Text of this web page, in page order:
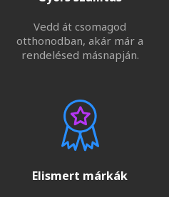
Vedd át csomagod
otthonodban, akár már a
rendelésed másnapján.
Elismert márkák